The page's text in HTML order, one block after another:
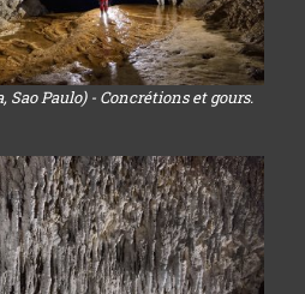
Paulo) - Concrétions et gours.